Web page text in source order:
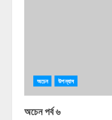
অচেন উপন্যাস
অচেন পর্ব ৬